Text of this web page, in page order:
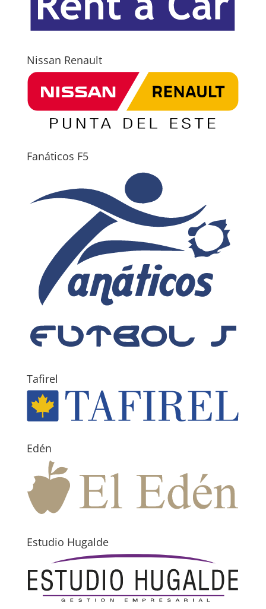
Nissan Renault
Fanáticos F5
Tafirel
Edén
Estudio Hugalde